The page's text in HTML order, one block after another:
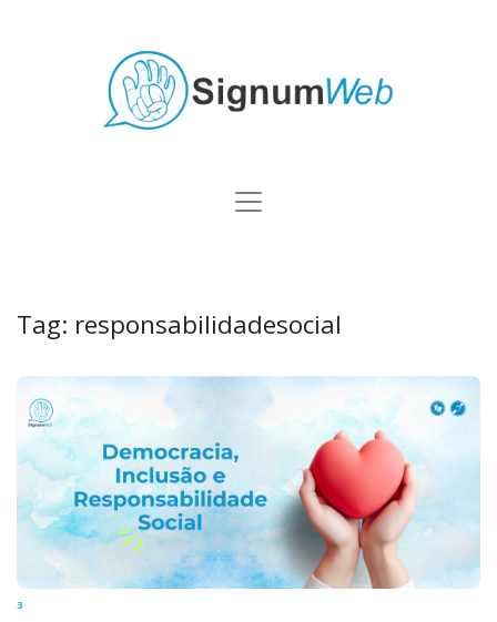
Tag: responsabilidadesocial
3